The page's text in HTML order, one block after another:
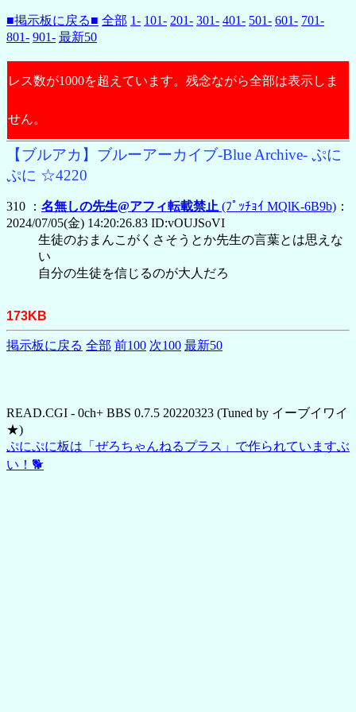
■掲示板に戻る■ 全部 1- 101- 201- 301- 401- 501- 601- 701-
801- 901- 最新50
レス数が1000を超えています。残念ながら全部は表示しま
せん。
【ブルアカ】ブルーアーカイブ-Blue Archive- ぷに
ぷに ☆4220
310 ： 名無しの先生@アフィ転載禁止 (ﾌﾟｯﾁｮｲ MQlK-6B9b) ：
2024/07/05(金) 14:20:26.83 ID:vOUJSoVI
生徒のおまんこがくさそうとか先生の言葉とは思えな
い
自分の生徒を信じるのが大人だろ
173KB
掲示板に戻る 全部 前100 次100 最新50
READ.CGI - 0ch+ BBS 0.7.5 20220323 (Tuned by イーブイワイ
★)
ぷにぷに板は「ぜろちゃんねるプラス」で作られていますぶ
い！🐕